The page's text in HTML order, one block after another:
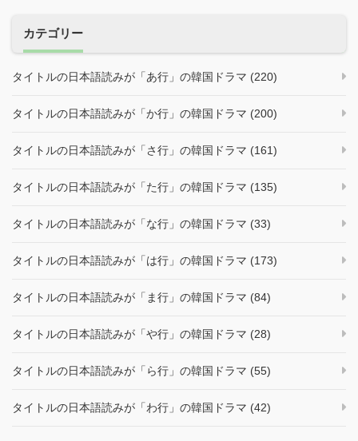
カテゴリー
タイトルの日本語読みが「あ行」の韓国ドラマ (220)
タイトルの日本語読みが「か行」の韓国ドラマ (200)
タイトルの日本語読みが「さ行」の韓国ドラマ (161)
タイトルの日本語読みが「た行」の韓国ドラマ (135)
タイトルの日本語読みが「な行」の韓国ドラマ (33)
タイトルの日本語読みが「は行」の韓国ドラマ (173)
タイトルの日本語読みが「ま行」の韓国ドラマ (84)
タイトルの日本語読みが「や行」の韓国ドラマ (28)
タイトルの日本語読みが「ら行」の韓国ドラマ (55)
タイトルの日本語読みが「わ行」の韓国ドラマ (42)